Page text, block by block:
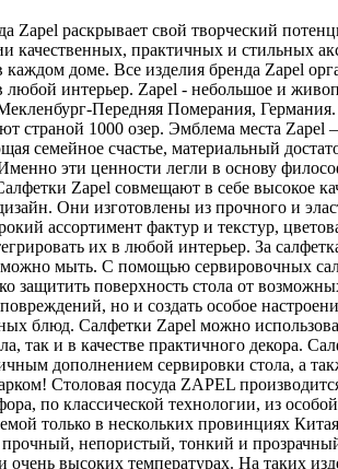
Zapel раскрывает свой творческий
качественных, практичных и стильных
доме. Все изделия бренда Zapel
любой интерьер. Zapel - небольшое и
Передняя Померания,
страной 1000 озер. Эмблема места
семейное счастье, материальный
эти ценности легли в основу
Zapel совмещают в себе высокое
Они изготовлены из прочного и
ассортимент фактур и текстур,
их в любой интерьер. За
мыть. С помощью сервировочных
защитить поверхность стола от
но и создать особое
блюд. Салфетки Zapel можно
так и в качестве практичного декора.
дополнением сервировки стола, а
Столовая посуда ZAPEL
по классической технологии, из
только в нескольких провинциях
непористый, тонкий и
очень высоких температурах. На таких